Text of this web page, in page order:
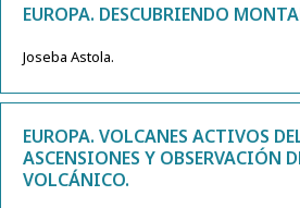
EUROPA. DESCUBRIENDO
Joseba Astola.
EUROPA. VOLCANES ACTIVOS
ASCENSIONES Y OBSERVACIÓN
VOLCÁNICO.